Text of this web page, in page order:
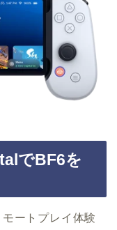
でBF6を
ートプレイ体験